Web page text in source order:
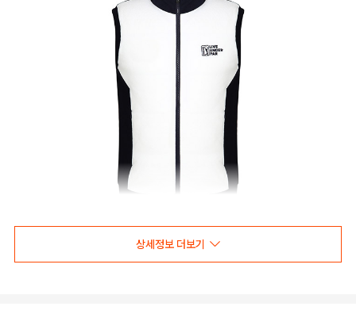
상세정보 더보기